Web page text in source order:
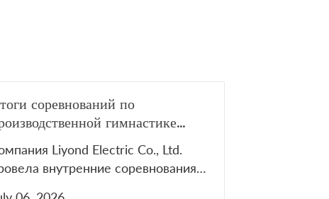
соревнований по
гимнастике
Electric 2026
Liyond Electric Co., Ltd.
внутренние соревнования